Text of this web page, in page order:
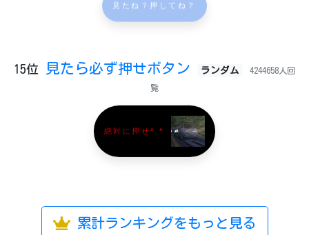
見たね？押してね？
15位 見たら必ず押せボタン ランダム 4244658人回
覧
絶対に押せ^ ^
累計ランキングをもっと見る